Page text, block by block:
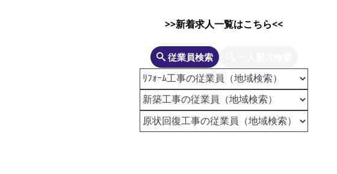
>>新着求人一覧はこちら<<
従業員検索